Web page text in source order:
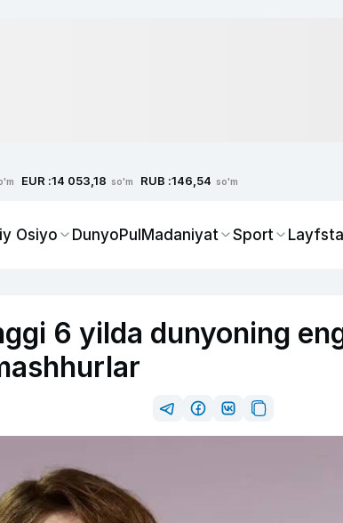
EUR :14 053,18 so'm RUB :146,54 so'm
Osiyo DunyoPulMadaniyat Sport
6 yilda dunyoning